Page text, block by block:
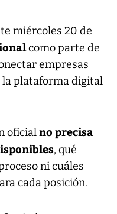
miércoles 20 de
como parte de
empresas
plataforma digital
oficialno precisa
, qué
ni cuáles
cada posición.